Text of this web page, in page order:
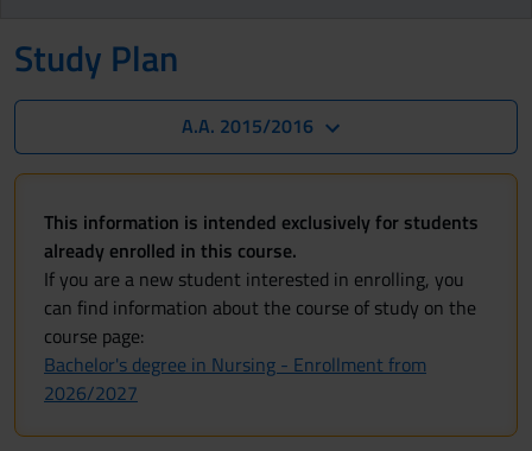
Study Plan
A.A. 2015/2016
This information is intended exclusively for students
already enrolled in this course.
If you are a new student interested in enrolling, you
can find information about the course of study on the
course page:
Bachelor's degree in Nursing - Enrollment from
2026/2027